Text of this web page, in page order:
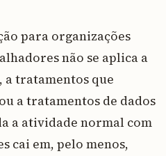
para organizações
não se aplica a
tratamentos que
a tratamentos de dados
a atividade normal com
cai em, pelo menos,